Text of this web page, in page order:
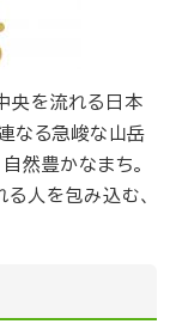
央を流れる日本
なる急峻な山岳
然豊かなまち。​
人を包み込む、